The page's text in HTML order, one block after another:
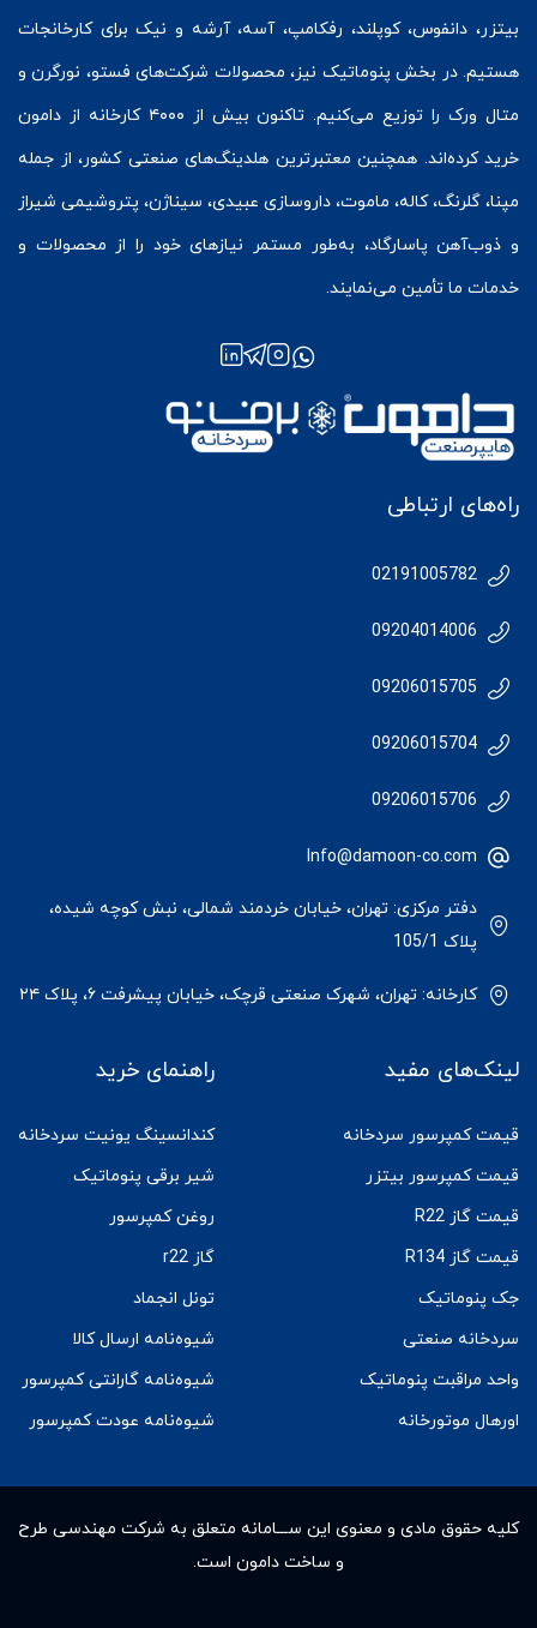
بیتزر، دانفوس،کوپلند، رفکامپ، آسه، آرشه و نیک برای کارخانجات
هستیم. در بخش پنوماتیک نیز، محصولات شرکت‌های فستو، نورگرن و
متال ورک
را توزیع می‌کنیم. تاکنون بیش از ۴۰۰۰ کارخانه از دامون
خرید کرده‌اند. همچنین معتبرترین هلدینگ‌های صنعتی کشور، از جمله
مپنا، گلرنگ، کاله، ماموت، داروسازی عبیدی، سیناژن، پتروشیمی شیراز
و ذوب‌آهن پاسارگاد، به‌طور مستمر نیازهای خود را از محصولات و
خدمات ما تأمین می‌نمایند.
راه‌های ارتباطی
02191005782
09204014006
09206015705
09206015704
09206015706
Info@damoon-co.com
دفتر مرکزی: تهران، خیابان خردمند شمالی، نبش کوچه شیده،
پلاک 105/1
کارخانه: تهران، شهرک صنعتی قرچک، خیابان پیشرفت ۶، پلاک ۲۴
لینک‌های مفید
قیمت کمپرسور سردخانه
قیمت کمپرسور بیتزر
قیمت گاز R22
قیمت گاز R134
جک پنوماتیک
سردخانه صنعتی
واحد مراقبت پنوماتیک
اورهال موتورخانه
راهنمای خرید
کندانسینگ یونیت سردخانه
شیر برقی پنوماتیک
روغن کمپرسور
گاز r22
تونل انجماد
شیوه‌نامه ارسال کالا
شیوه‌نامه گارانتی کمپرسور
شیوه‌نامه عودت کمپرسور
کلیه حقوق مادى و معنوى این ســـامانه متعلق به شرکت مهندسی طرح
و ساخت دامون است.